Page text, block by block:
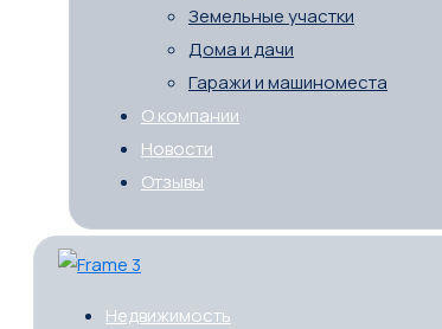
Земельные участки
Дома и дачи
Гаражи и машиноместа
О компании
Новости
Отзывы
Недвижимость